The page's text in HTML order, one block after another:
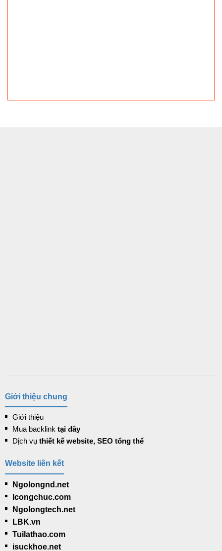
Giới thiệu chung
Giới thiệu
Mua backlink tại đây
Dịch vụthiết kế website, SEO tổng thể
Website liên kết
Ngolongnd.net
Icongchuc.com
Ngolongtech.net
LBK.vn
Tuilathao.com
isuckhoe.net